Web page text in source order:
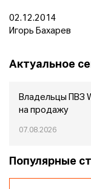
02.12.2014
Игорь Бахарев
Актуальное
Владельцы ПВЗ
на продажу
07.08.2026
Популярные